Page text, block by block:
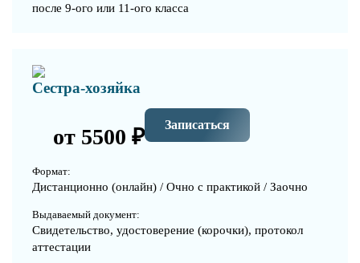
после 9-ого или 11-ого класса
Сестра-хозяйка
от 5500 ₽ Записаться
Формат:
Дистанционно (онлайн) / Очно с практикой / Заочно
Выдаваемый документ:
Свидетельство, удостоверение (корочки), протокол
аттестации